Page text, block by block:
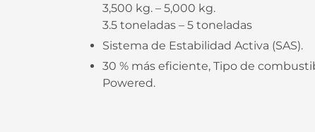
3,500 kg. – 5,000 kg.
3.5 toneladas – 5 toneladas
Sistema de Estabilidad Activa (SAS).
30 % más eficiente, Tipo de
Powered.